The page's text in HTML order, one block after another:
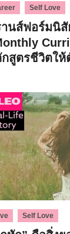
Self Love
นส์ฟอร์มนิสั
สูตรชีวิตให้
Self Love